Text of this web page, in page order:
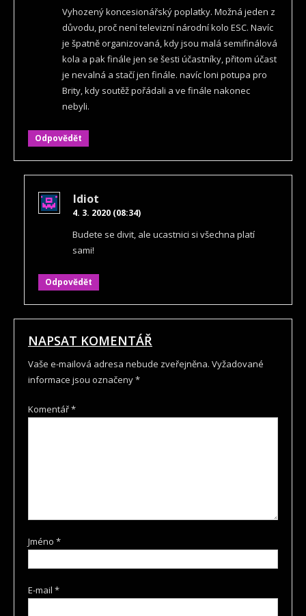
Vyhozený koncesionářský poplatky. Možná jeden z
důvodu, proč není televizní národní kolo ESC. Navíc
je špatně organizovaná, kdy jsou malá semifinálová
kola a pak finále jen se šesti účastníky, přitom účast
je nevalná a stačí jen finále. navíc loni potupa pro
Brity, kdy soutěž pořádali a ve finále nakonec
nebyli.
Odpovědět
Idiot
4. 3. 2020 (08:34)
Budete se divit, ale ucastnici si všechna platí
sami!
Odpovědět
NAPSAT KOMENTÁŘ
Vaše e-mailová adresa nebude zveřejněna. Vyžadované
informace jsou označeny*
Komentář*
Jméno *
E-mail *